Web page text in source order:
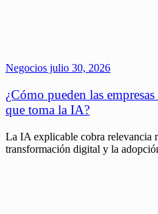
Negocios julio 30, 2026
¿Cómo pueden las
que toma la IA?
La IA explicable cobra relevancia
transformación digital y la